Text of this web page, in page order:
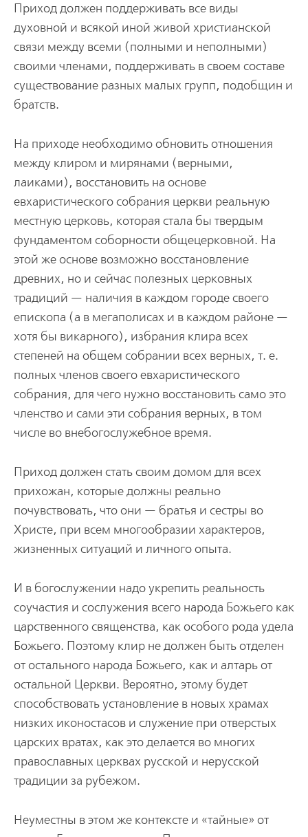
Приход должен поддерживать все виды
духовной и всякой иной живой христианской
связи между всеми (полными и неполными)
своими членами, поддерживать в своем составе
существование разных малых групп, подобщин и
братств.
На приходе необходимо обновить отношения
между клиром и мирянами (верными,
лаиками), восстановить на основе
евхаристического собрания церкви реальную
местную церковь, которая стала бы твердым
фундаментом соборности общецерковной. На
этой же основе возможно восстановление
древних, но и сейчас полезных церковных
традиций — наличия в каждом городе своего
епископа (а в мегаполисах и в каждом районе —
хотя бы викарного), избрания клира всех
степеней на общем собрании всех верных, т. е.
полных членов своего евхаристического
собрания, для чего нужно восстановить само это
членство и сами эти собрания верных, в том
числе во внебогослужебное время.
Приход должен стать своим домом для всех
прихожан, которые должны реально
почувствовать, что они — братья и сестры во
Христе, при всем многообразии характеров,
жизненных ситуаций и личного опыта.
И в богослужении надо укрепить реальность
соучастия и сослужения всего народа Божьего как
царственного священства, как особого рода удела
Божьего. Поэтому клир не должен быть отделен
от остального народа Божьего, как и алтарь от
остальной Церкви. Вероятно, этому будет
способствовать установление в новых храмах
низких иконостасов и служение при отверстых
царских вратах, как это делается во многих
православных церквах русской и нерусской
традиции за рубежом.
Неуместны в этом же контексте и «тайные» от